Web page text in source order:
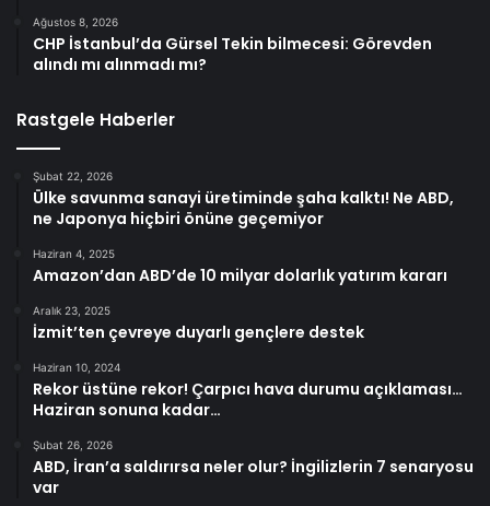
Ağustos 8, 2026
CHP İstanbul’da Gürsel Tekin bilmecesi: Görevden
alındı mı alınmadı mı?
Rastgele Haberler
Şubat 22, 2026
Ülke savunma sanayi üretiminde şaha kalktı! Ne ABD,
ne Japonya hiçbiri önüne geçemiyor
Haziran 4, 2025
Amazon’dan ABD’de 10 milyar dolarlık yatırım kararı
Aralık 23, 2025
İzmit’ten çevreye duyarlı gençlere destek
Haziran 10, 2024
Rekor üstüne rekor! Çarpıcı hava durumu açıklaması…
Haziran sonuna kadar…
Şubat 26, 2026
ABD, İran’a saldırırsa neler olur? İngilizlerin 7 senaryosu
var